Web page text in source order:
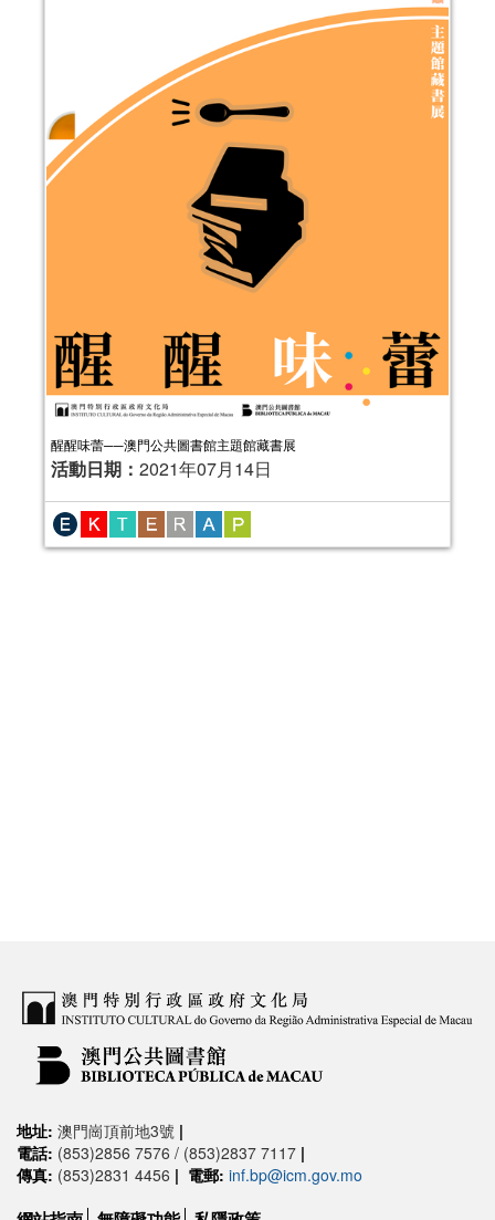
醒醒味蕾──澳門公共圖書館主題館藏書展
活動日期： 2021年07月14日
地址: 澳門崗頂前地3號 |
電話: (853)2856 7576 / (853)2837 7117 |
傳真: (853)2831 4456 | 電郵: inf.bp@icm.gov.mo